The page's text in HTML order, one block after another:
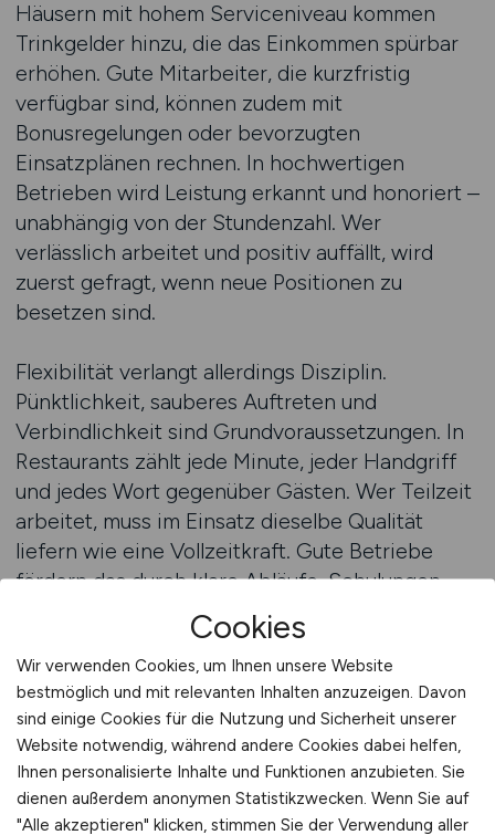
Häusern mit hohem Serviceniveau kommen
Trinkgelder hinzu, die das Einkommen spürbar
erhöhen. Gute Mitarbeiter, die kurzfristig
verfügbar sind, können zudem mit
Bonusregelungen oder bevorzugten
Einsatzplänen rechnen. In hochwertigen
Betrieben wird Leistung erkannt und honoriert –
unabhängig von der Stundenzahl. Wer
verlässlich arbeitet und positiv auffällt, wird
zuerst gefragt, wenn neue Positionen zu
besetzen sind.
Flexibilität verlangt allerdings Disziplin.
Pünktlichkeit, sauberes Auftreten und
Verbindlichkeit sind Grundvoraussetzungen. In
Restaurants zählt jede Minute, jeder Handgriff
und jedes Wort gegenüber Gästen. Wer Teilzeit
arbeitet, muss im Einsatz dieselbe Qualität
liefern wie eine Vollzeitkraft. Gute Betriebe
fördern das durch klare Abläufe, Schulungen
und Teamkommunikation. Diese Struktur sorgt
dafür, dass auch flexible Modelle dauerhaft
funktionieren. Flexibilität darf nicht mit
Beliebigkeit verwechselt werden – sie ist ein
System, das Professionalität voraussetzt. Nur
dann profitieren beide Seiten wirklich.
Die Gastronomie ist und bleibt ein Sektor, der
Cookies
Wir verwenden Cookies, um Ihnen unsere Website
bestmöglich und mit relevanten Inhalten anzuzeigen. Davon
sind einige Cookies für die Nutzung und Sicherheit unserer
Website notwendig, während andere Cookies dabei helfen,
Ihnen personalisierte Inhalte und Funktionen anzubieten. Sie
dienen außerdem anonymen Statistikzwecken. Wenn Sie auf
"Alle akzeptieren" klicken, stimmen Sie der Verwendung aller